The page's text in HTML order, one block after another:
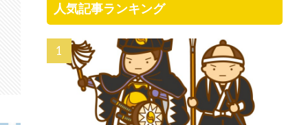
人気記事ランキング